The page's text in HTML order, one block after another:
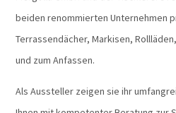
beiden renommierten Unternehmen
Terrassendächer, Markisen,
und zum Anfassen.
Als Aussteller zeigen sie ihr